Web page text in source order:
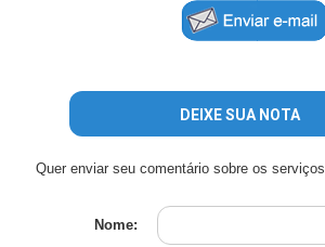
DEIXE SUA NOTA
Quer enviar seu comentário sobre os
Nome: